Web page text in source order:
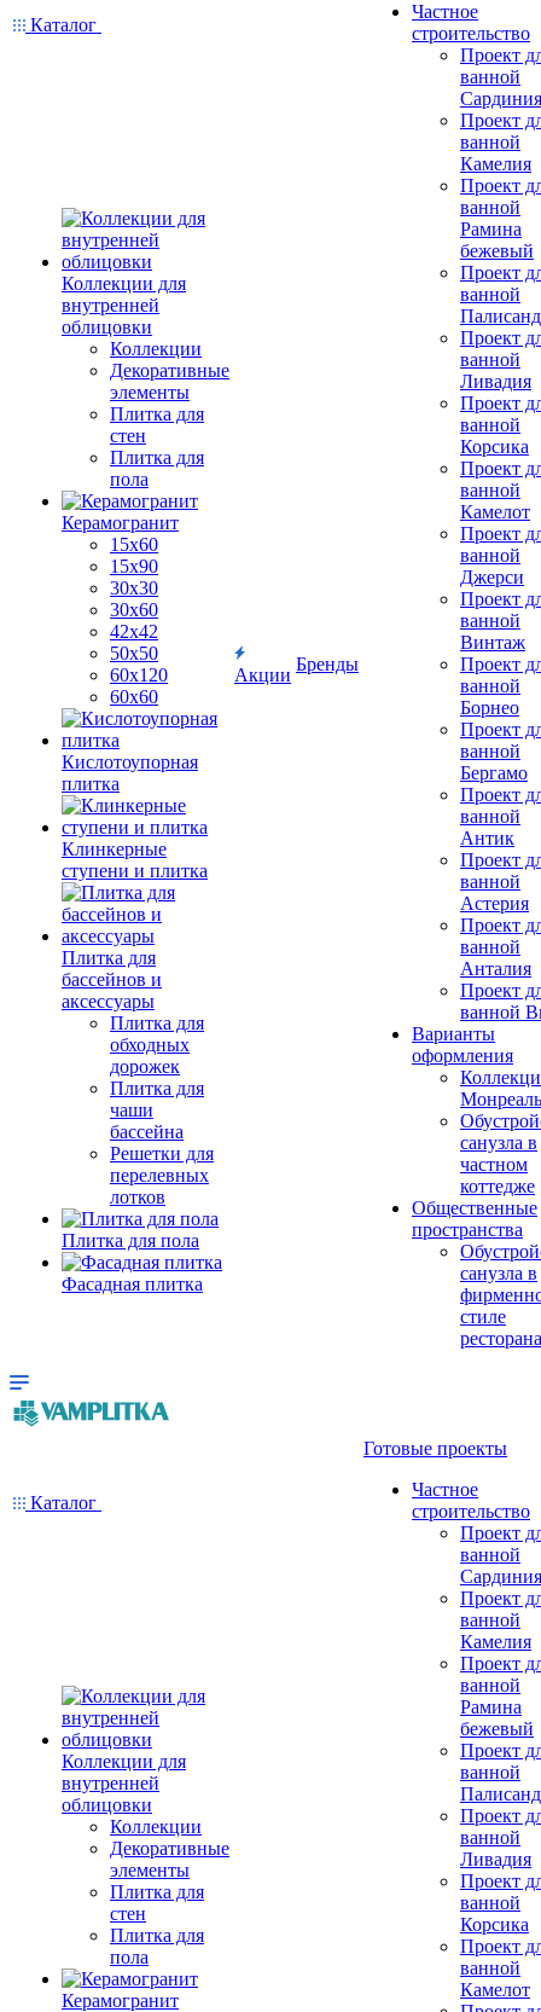
Каталог
Коллекции для
внутренней
облицовки
Коллекции
Декоративные
элементы
Плитка для
стен
Плитка для
пола
Керамогранит
15х60
15x90
30х30
30х60
42х42
50х50
60х120
60х60
Кислотоупорная
плитка
Клинкерные
ступени и плитка
Плитка для
бассейнов и
аксессуары
Плитка для
обходных
дорожек
Плитка для
чаши
бассейна
Решетки для
перелевных
лотков
Плитка для пола
Фасадная плитка
Акции
Бренды
Частное
строительство
Проект
ванной
Сардиния
Проект
ванной
Камелия
Проект
ванной
Рамина
бежевый
Проект
ванной
Проект
ванной
Ливадия
Проект
ванной
Корсика
Проект
ванной
Камелот
Проект
ванной
Джерси
Проект
ванной
Винтаж
Проект
ванной
Борнео
Проект
ванной
Бергамо
Проект
ванной
Антик
Проект
ванной
Астерия
Проект
ванной
Анталия
Проект
ванной
Варианты
оформления
Монреаль
санузла в
частном
коттедже
Общественные
пространства
санузла в
стиле
ресторана
Каталог
Коллекции для
внутренней
облицовки
Коллекции
Декоративные
элементы
Плитка для
стен
Плитка для
пола
Керамогранит
Готовые проекты
Частное
строительство
Проект
ванной
Сардиния
Проект
ванной
Камелия
Проект
ванной
Рамина
бежевый
Проект
ванной
Проект
ванной
Ливадия
Проект
ванной
Корсика
Проект
ванной
Камелот